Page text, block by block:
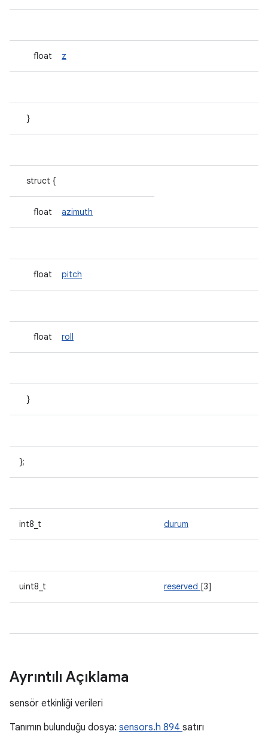
float z
}
struct {
float azimuth
float pitch
float roll
}
};
int8_t durum
uint8_t reserved [3]
Ayrıntılı Açıklama
sensör etkinliği verileri
Tanımın bulunduğu dosya: sensors.h 894 satırı